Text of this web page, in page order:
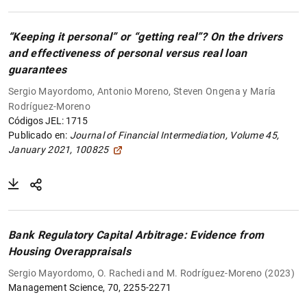
“Keeping it personal” or “getting real”? On the drivers
and effectiveness of personal versus real loan
guarantees
Sergio Mayordomo, Antonio Moreno, Steven Ongena y María
Rodríguez-Moreno
Códigos JEL: 1715
Publicado en: Journal of Financial Intermediation, Volume 45,
January 2021, 100825
Bank Regulatory Capital Arbitrage: Evidence from
Housing Overappraisals
Sergio Mayordomo, O. Rachedi and M. Rodríguez-Moreno (2023)
Management Science, 70, 2255-2271